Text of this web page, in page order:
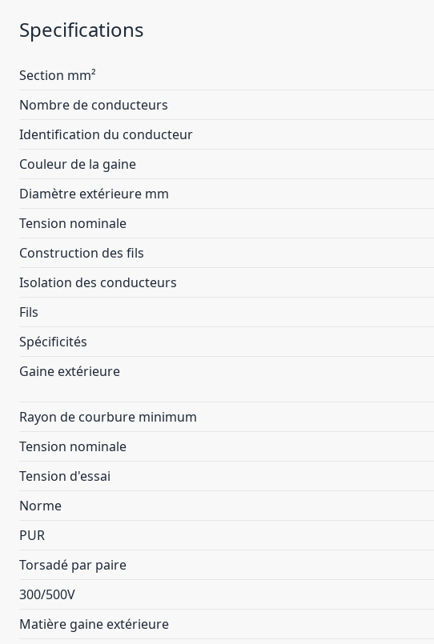
Specifications
Section mm²
Nombre de conducteurs
Identification du conducteur
Couleur de la gaine
Diamètre extérieure mm
Tension nominale
Construction des fils
Isolation des conducteurs
Fils
Spécificités
Gaine extérieure
Rayon de courbure minimum
Tension nominale
Tension d'essai
Norme
PUR
Torsadé par paire
300/500V
Matière gaine extérieure